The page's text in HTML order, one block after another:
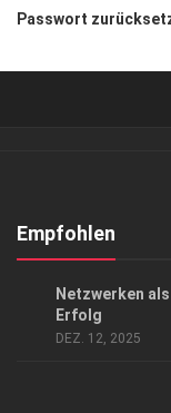
Passwort
Kontakt,
Empfohlen
Netzwerken
Erfolg
DEZ. 12, 2025